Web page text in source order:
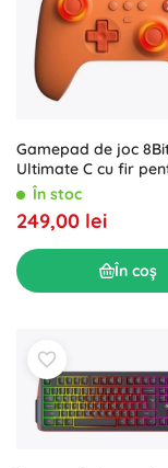
Gamepad de joc
Ultimate C cu fir
În stoc
249,00 lei
În coș